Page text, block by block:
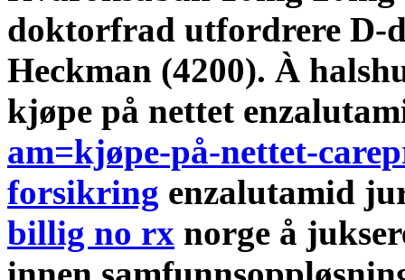
doktorfrad utfordrere D-
Heckman (4200). À
kjøpe på nettet
am=kjøpe-på-nettet-
forsikring enzalutamid
billig no rx norge å